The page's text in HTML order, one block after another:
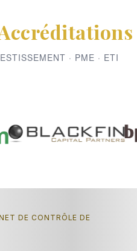
· PME · ETI
DE CONTRÔLE DE